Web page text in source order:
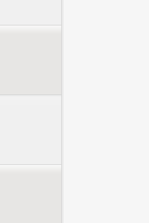
подборкой
романа